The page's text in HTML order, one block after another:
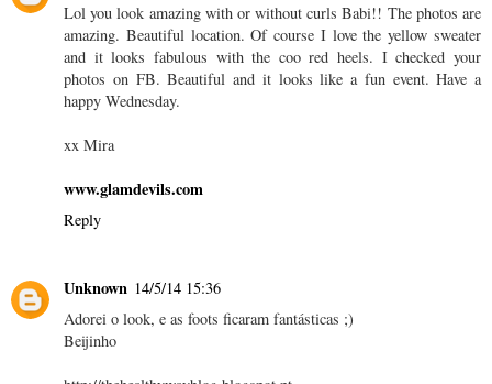
Lol you look amazing with or without curls Babi!! The photos are
amazing. Beautiful location. Of course I love the yellow sweater
and it looks fabulous with the coo red heels. I checked your
photos on FB. Beautiful and it looks like a fun event. Have a
happy Wednesday.
xx Mira
www.glamdevils.com
Reply
Unknown 14/5/14 15:36
Adorei o look, e as foots ficaram fantásticas ;)
Beijinho